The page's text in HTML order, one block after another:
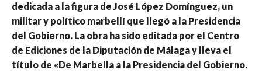
dedicada a la figura de José López Domínguez, un
militar y político marbellí que llegó a la Presidencia
del Gobierno. La obra ha sido editada por el Centro
de Ediciones de la Diputación de Málaga y lleva el
título de «De Marbella a la Presidencia del Gobierno.